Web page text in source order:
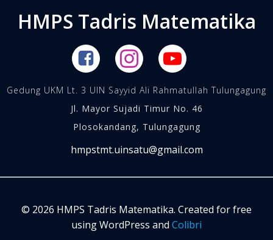
HMPS Tadris Matematika
Gedung UKM Lt. 3 UIN Sayyid Ali Rahmatullah Tulungagung
Jl. Mayor Sujadi Timur No. 46
Plosokandang, Tulungagung
hmpstmt.uinsatu@gmail.com
© 2026 HMPS Tadris Matematika. Created for free
using WordPress and Colibri